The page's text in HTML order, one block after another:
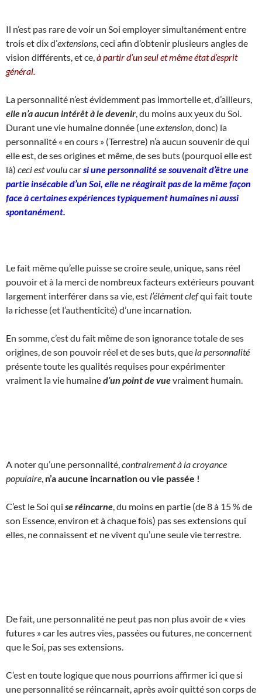
Il n’est pas rare de voir un Soi employer simultanément entre
trois et dix d’extensions , ceci afin d’obtenir plusieurs angles de
vision différents, et ce, à partir d’un seul et même état d’esprit
général.
La personnalité n’est évidemment pas immortelle et, d’ailleurs,
elle n’a aucun intérêt à le devenir , du moins aux yeux du Soi.
Durant une vie humaine donnée (uneextension , donc) la
personnalité « en cours » (Terrestre) n’a aucun souvenir de qui
elle est, de ses origines et même, de ses buts (pourquoi elle est
là) ceci est voulucarsi une personnalité se souvenait d’être une
partie insécable d’un Soi, elle ne réagirait pas de la même façon
face à certaines expériences typiquement humaines ni aussi
spontanément.
Le fait même qu’elle puisse se croire seule, unique, sans réel
pouvoir et à la merci de nombreux facteurs extérieurs pouvant
largement interférer dans sa vie, est l’élément clefqui fait toute
la richesse (et l’authenticité) d’une incarnation.
En somme, c’est du fait même de son ignorance totale de ses
origines, de son pouvoir réel et de ses buts, que la personnalité
présente toute les qualités requises pour expérimenter
vraiment la vie humained’un point de vuevraiment humain.
A noter qu’une personnalité, contrairement à la croyance
populaire n’a aucune incarnation ou vie passée !
C’est le Soi qui se réincarne , du moins en partie (de 8 à 15 % de
son Essence, environ et à chaque fois) pas ses extensions qui
elles, ne connaissent et ne vivent qu’une seule vie terrestre.
De fait, une personnalité ne peut pas non plus avoir de « vies
futures » car les autres vies, passées ou futures, ne concernent
que le Soi, pas ses extensions.
C’est en toute logique que nous pourrions affirmer ici que si
une personnalité se réincarnait, après avoir quitté son corps de